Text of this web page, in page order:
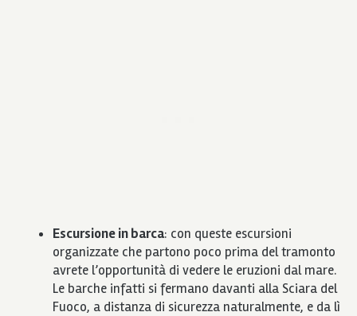
Escursione in barca: con queste escursioni
organizzate che partono poco prima del tramonto
avrete l’opportunità di vedere le eruzioni dal mare.
Le barche infatti si fermano davanti alla Sciara del
Fuoco, a distanza di sicurezza naturalmente, e da lì